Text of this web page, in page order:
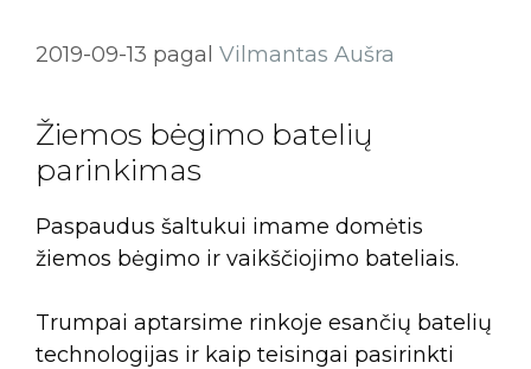
2019-09-13 pagal Vilmantas Aušra
Žiemos bėgimo batelių
parinkimas
Paspaudus šaltukui imame domėtis
žiemos bėgimo ir vaikščiojimo bateliais.
Trumpai aptarsime rinkoje esančių batelių
technologijas ir kaip teisingai pasirinkti